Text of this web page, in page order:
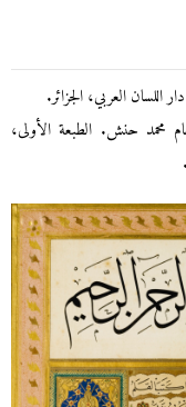
محمد حنش. الطبعة الأولى،